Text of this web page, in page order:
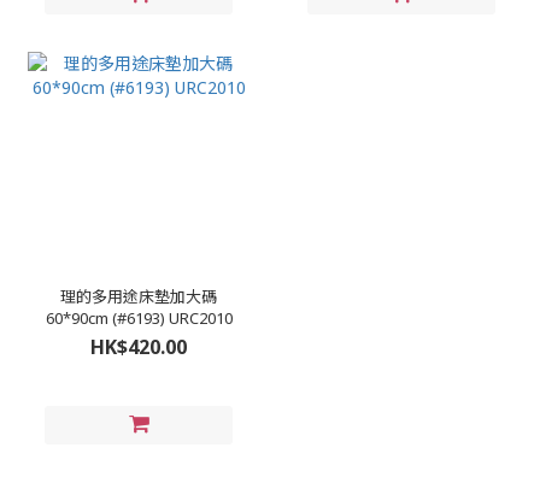
理的多用途床墊加大碼
60*90cm (#6193) URC2010
HK$420.00